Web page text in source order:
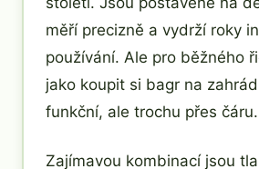
měří precizně a vydrží roky
používání. Ale pro běžného
jako koupit si bagr na
funkční, ale trochu přes čáru.
Zajímavou kombinací jsou